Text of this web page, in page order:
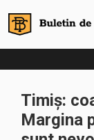
Timiș:
Margina